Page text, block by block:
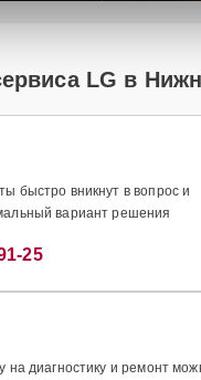
LG в
быстро вникнут в вопрос и
вариант решения
25
на диагностику и ремонт